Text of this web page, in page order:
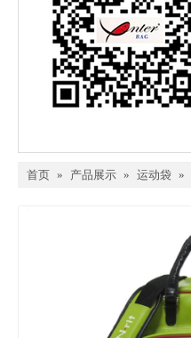
首页 » 产品展示 » 运动袋 »